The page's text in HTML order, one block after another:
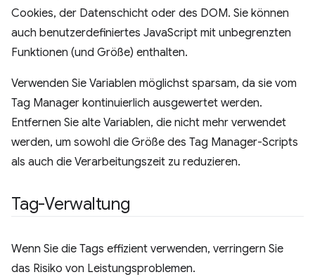
Cookies, der Datenschicht oder des DOM. Sie können
auch benutzerdefiniertes JavaScript mit unbegrenzten
Funktionen (und Größe) enthalten.
Verwenden Sie Variablen möglichst sparsam, da sie vom
Tag Manager kontinuierlich ausgewertet werden.
Entfernen Sie alte Variablen, die nicht mehr verwendet
werden, um sowohl die Größe des Tag Manager-Scripts
als auch die Verarbeitungszeit zu reduzieren.
Tag-Verwaltung
Wenn Sie die Tags effizient verwenden, verringern Sie
das Risiko von Leistungsproblemen.